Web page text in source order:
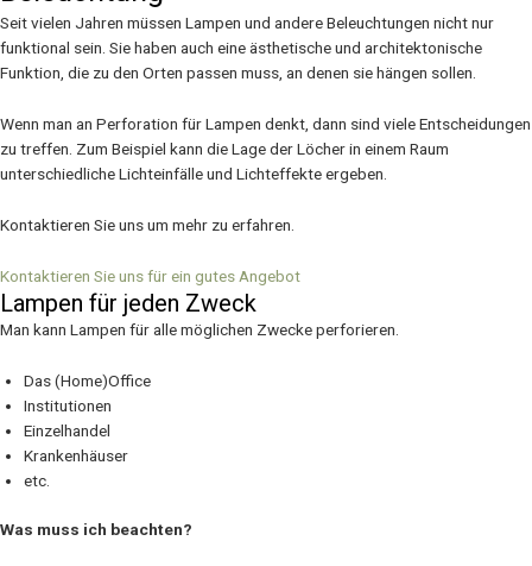
Seit vielen Jahren müssen Lampen und andere Beleuchtungen nicht nur
funktional sein. Sie haben auch eine ästhetische und architektonische
Funktion, die zu den Orten passen muss, an denen sie hängen sollen.
Wenn man an Perforation für Lampen denkt, dann sind viele Entscheidungen
zu treffen. Zum Beispiel kann die Lage der Löcher in einem Raum
unterschiedliche Lichteinfälle und Lichteffekte ergeben.
Kontaktieren Sie uns um mehr zu erfahren.
Kontaktieren Sie uns für ein gutes Angebot
Lampen für jeden Zweck
Man kann Lampen für alle möglichen Zwecke perforieren.
Das (Home)Office
Institutionen
Einzelhandel
Krankenhäuser
etc.
Was muss ich beachten?